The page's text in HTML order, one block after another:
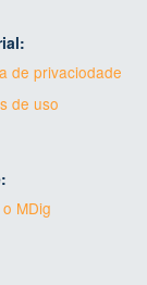
de privaciodade
de uso
MDig